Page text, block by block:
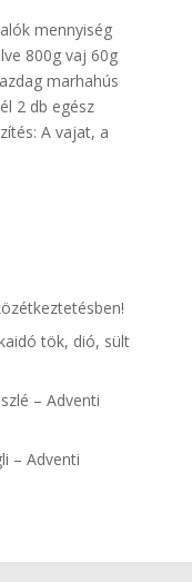
mennyiség
800g vaj 60g
marhahús
2 db egész
A vajat, a
tök, dió, sült
– Adventi
– Adventi